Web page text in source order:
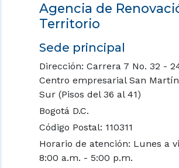
Agencia de
Territorio
Sede principal
Dirección: Carrera 7 No. 32 -
Centro empresarial San
Sur (Pisos del 36 al 41)
Bogotá D.C.
Código Postal: 110311
Horario de atención: Lunes a
8:00 a.m. - 5:00 p.m.